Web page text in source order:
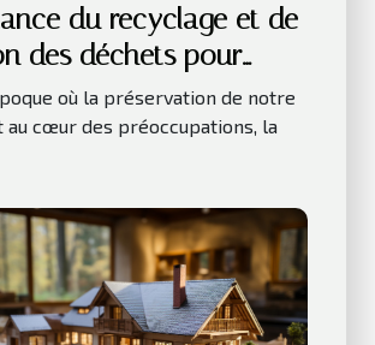
du recyclage et de
des déchets pour
où la préservation de notre
au cœur des préoccupations, la